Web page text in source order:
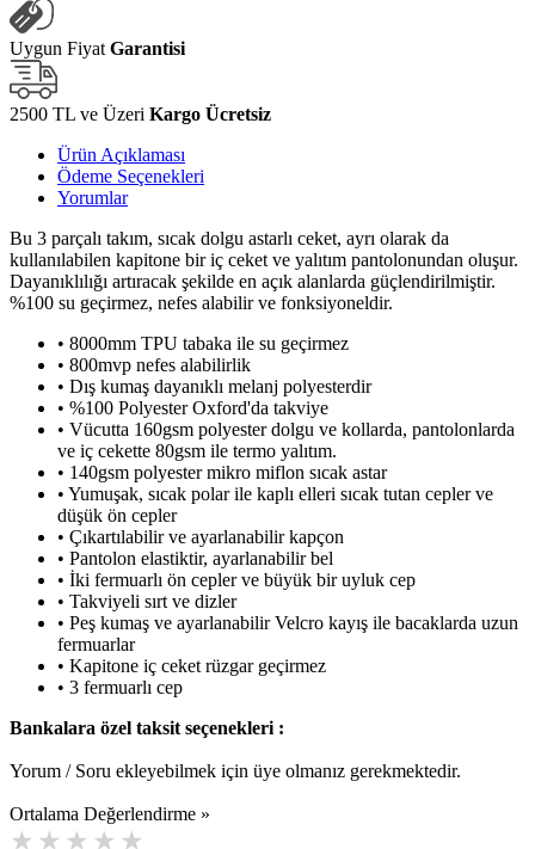
Uygun Fiyat Garantisi
2500 TL ve Üzeri Kargo Ücretsiz
Ürün Açıklaması
Ödeme Seçenekleri
Yorumlar
Bu 3 parçalı takım, sıcak dolgu astarlı ceket, ayrı olarak da
kullanılabilen kapitone bir iç ceket ve yalıtım pantolonundan oluşur.
Dayanıklılığı artıracak şekilde en açık alanlarda güçlendirilmiştir.
%100 su geçirmez, nefes alabilir ve fonksiyoneldir.
• 8000mm TPU tabaka ile su geçirmez
• 800mvp nefes alabilirlik
• Dış kumaş dayanıklı melanj polyesterdir
• %100 Polyester Oxford'da takviye
• Vücutta 160gsm polyester dolgu ve kollarda, pantolonlarda
ve iç cekette 80gsm ile termo yalıtım.
• 140gsm polyester mikro miflon sıcak astar
• Yumuşak, sıcak polar ile kaplı elleri sıcak tutan cepler ve
düşük ön cepler
• Çıkartılabilir ve ayarlanabilir kapçon
• Pantolon elastiktir, ayarlanabilir bel
• İki fermuarlı ön cepler ve büyük bir uyluk cep
• Takviyeli sırt ve dizler
• Peş kumaş ve ayarlanabilir Velcro kayış ile bacaklarda uzun
fermuarlar
• Kapitone iç ceket rüzgar geçirmez
• 3 fermuarlı cep
Bankalara özel taksit seçenekleri :
Yorum / Soru ekleyebilmek için üye olmanız gerekmektedir.
Ortalama Değerlendirme »